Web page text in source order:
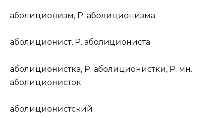
аболиционизм, Р. аболиционизма
аболиционист, Р. аболициониста
аболиционистка, Р. аболиционистки, Р. мн.
аболиционисток
аболиционистский